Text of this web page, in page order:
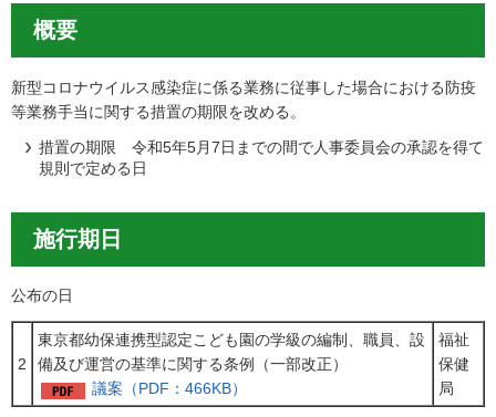
概要
新型コロナウイルス感染症に係る業務に従事した場合における防疫
等業務手当に関する措置の期限を改める。
措置の期限 令和5年5月7日までの間で人事委員会の承認を得て
規則で定める日
施行期日
公布の日
2
東京都幼保連携型認定こども園の学級の編制、職員、設
備及び運営の基準に関する条例（一部改正）
議案（PDF：466KB）
福祉
保健
局